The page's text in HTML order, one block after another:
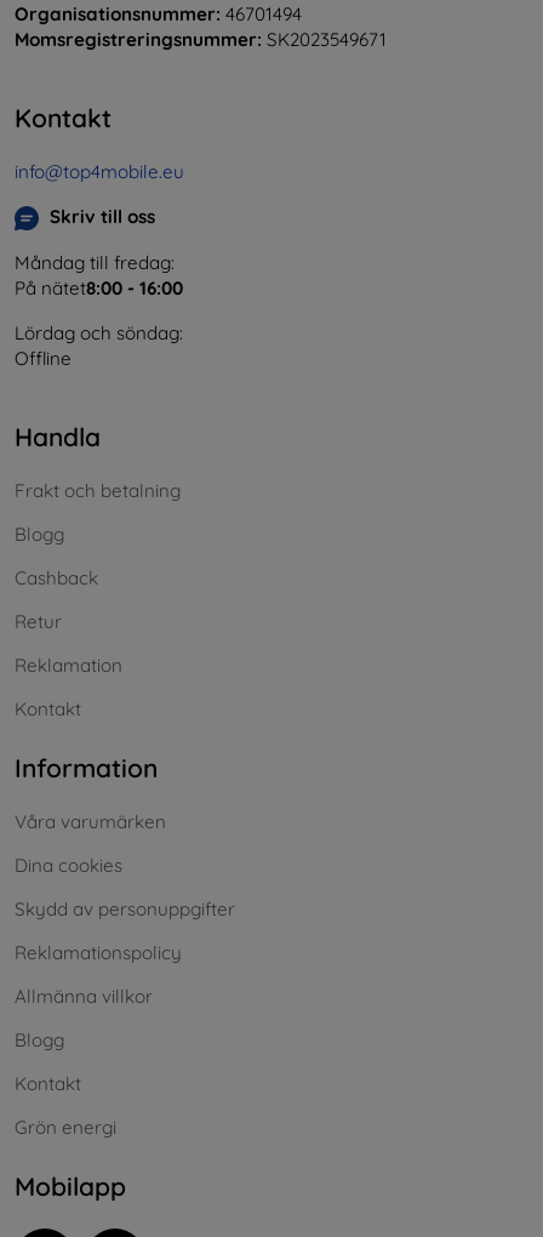
Organisationsnummer: 46701494
Momsregistreringsnummer: SK2023549671
Kontakt
info@top4mobile.eu
Skriv till oss
Måndag till fredag:
På nätet8:00 - 16:00
Lördag och söndag:
Offline
Handla
Frakt och betalning
Blogg
Cashback
Retur
Reklamation
Kontakt
Information
Våra varumärken
Dina cookies
Skydd av personuppgifter
Reklamationspolicy
Allmänna villkor
Blogg
Kontakt
Grön energi
Mobilapp